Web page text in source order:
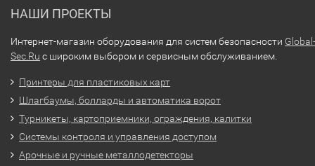
НАШИ ПРОЕКТЫ
Интернет-магазин оборудования для систем безопасности Global-
Sec.Ru с широким выбором и сервисным обслуживанием.
Принтеры для пластиковых карт
Шлагбаумы, болларды и автоматика ворот
Турникеты, картоприемники, ограждения, калитки
Системы контроля и управления доступом
Арочные и ручные металлодетекторы